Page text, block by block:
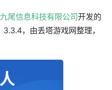
尾信息科技有限公司开发的
，由丢塔游戏网整理，